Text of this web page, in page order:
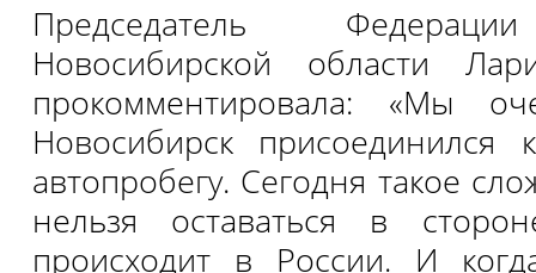
Председатель
Новосибирской области
прокомментировала: «Мы
Новосибирск присоединился
автопробегу. Сегодня такое
нельзя оставаться в
происходит в России. И